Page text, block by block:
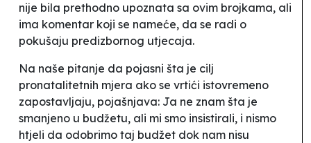
nije bila prethodno upoznata sa ovim brojkama, ali
ima komentar koji se nameće, da se radi o
pokušaju predizbornog utjecaja.
Na naše pitanje da pojasni šta je cilj
pronatalitetnih mjera ako se vrtići istovremeno
zapostavljaju, pojašnjava: Ja ne znam šta je
smanjeno u budžetu, ali mi smo insistirali, i nismo
htjeli da odobrimo taj budžet dok nam nisu